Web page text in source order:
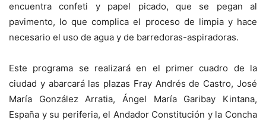
encuentra confeti y papel picado, que se pegan al
pavimento, lo que complica el proceso de limpia y hace
necesario el uso de agua y de barredoras-aspiradoras.
Este programa se realizará en el primer cuadro de la
ciudad y abarcará las plazas Fray Andrés de Castro, José
María González Arratia, Ángel María Garibay Kintana,
España y su periferia, el Andador Constitución y la Concha